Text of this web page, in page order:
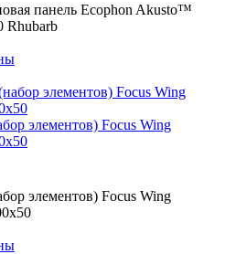
панель Ecophon Akusto™
Rhubarb
элементов) Focus Wing
элементов) Focus Wing